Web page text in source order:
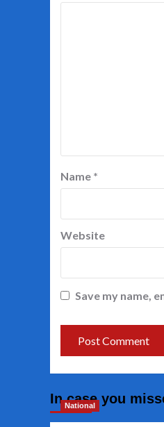
Name *
Website
Save my name,
In case you
National